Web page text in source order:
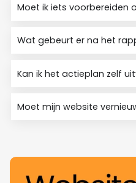
Moet ik iets voorbereiden
Wat gebeurt er na het
Kan ik het actieplan zelf
Moet mijn website